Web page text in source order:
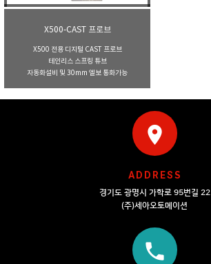
X500-CAST 프로브
X500 전용 디지털 CAST 프로브
테인리스 스프링 튜브
자동화설비 및 30mm 엘보 통화가능
location_on
ADDRESS
경기도 광명시 가학로 95번길 22
(주)세아오토메이션
phone